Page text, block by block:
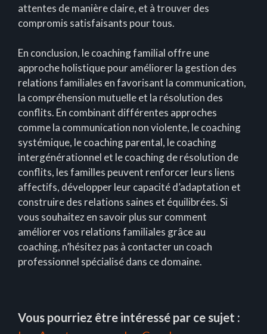
attentes de manière claire, et à trouver des
compromis satisfaisants pour tous.
En conclusion, le coaching familial offre une
approche holistique pour améliorer la gestion des
relations familiales en favorisant la communication,
la compréhension mutuelle et la résolution des
conflits. En combinant différentes approches
comme la communication non violente, le coaching
systémique, le coaching parental, le coaching
intergénérationnel et le coaching de résolution de
conflits, les familles peuvent renforcer leurs liens
affectifs, développer leur capacité d’adaptation et
construire des relations saines et équilibrées. Si
vous souhaitez en savoir plus sur comment
améliorer vos relations familiales grâce au
coaching, n’hésitez pas à contacter un coach
professionnel spécialisé dans ce domaine.
Vous pourriez être intéressé par ce sujet :